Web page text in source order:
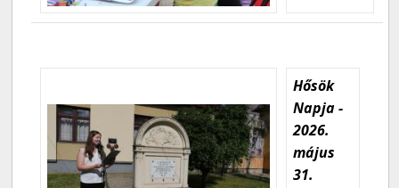
Hősök
Napja -
2026.
május
31.